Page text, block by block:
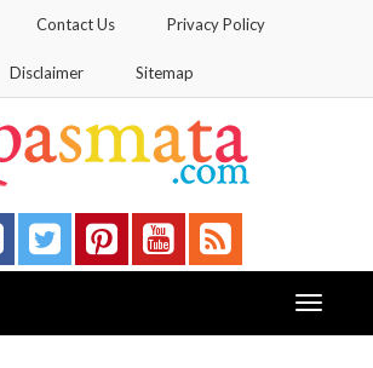
Contact Us Privacy Policy
Disclaimer Sitemap
Toggle